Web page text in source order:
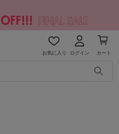
お気に入り ログイン カート